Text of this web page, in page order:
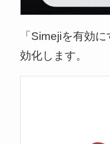
「Simejiを有効
効化します。